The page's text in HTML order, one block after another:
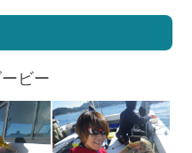
ボート販売
公式ブログ
Blog
ビー